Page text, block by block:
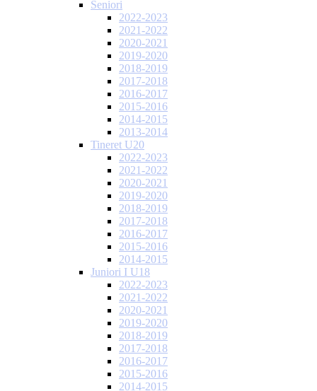
Seniori
2022-2023
2021-2022
2020-2021
2019-2020
2018-2019
2017-2018
2016-2017
2015-2016
2014-2015
2013-2014
Tineret U20
2022-2023
2021-2022
2020-2021
2019-2020
2018-2019
2017-2018
2016-2017
2015-2016
2014-2015
Juniori I U18
2022-2023
2021-2022
2020-2021
2019-2020
2018-2019
2017-2018
2016-2017
2015-2016
2014-2015